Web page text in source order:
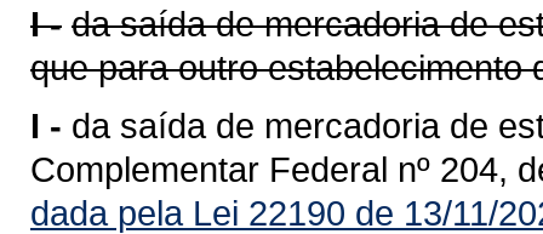
I - da saída de mercadoria de
que para outro estabelecimento
I - da saída de mercadoria de
Complementar Federal nº 204,
dada pela Lei 22190 de 13/11/